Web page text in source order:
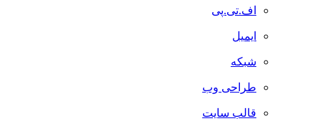
اف.تی.پی
ایمیل
شبکه
طراحی وب
قالب سایت